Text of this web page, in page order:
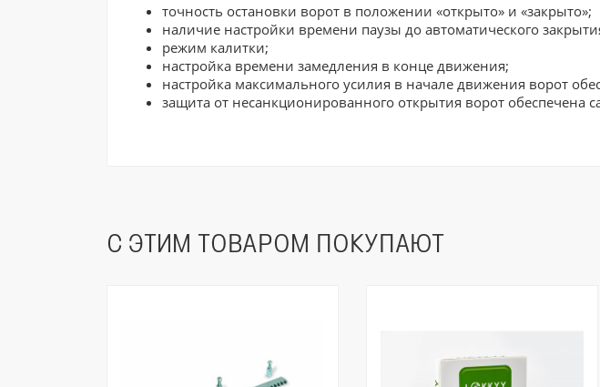
точность остановки ворот в положении «открыто» и «закрыто»;
наличие настройки времени паузы до автоматического
режим калитки;
настройка времени замедления в конце движения;
настройка максимального усилия в начале движения ворот
защита от несанкционированного открытия ворот обеспечена
С ЭТИМ ТОВАРОМ ПОКУПАЮТ